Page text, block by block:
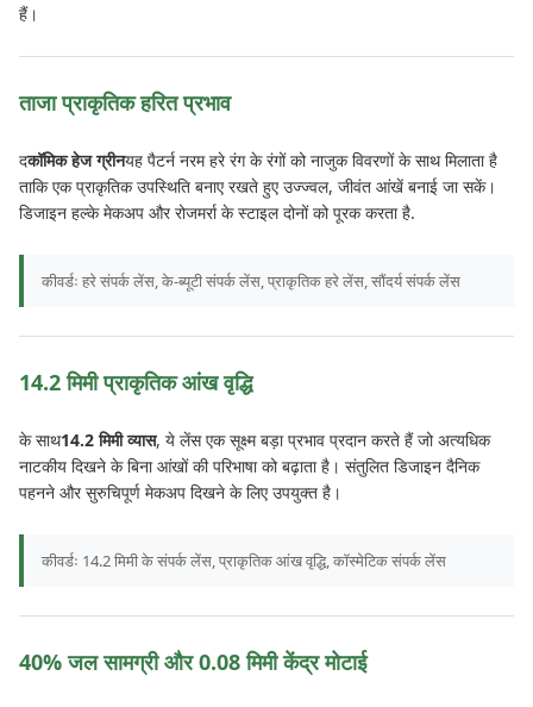
हैं।
ताजा प्राकृतिक हरित प्रभाव
दकॉमिक हेज ग्रीनयह पैटर्न नरम हरे रंग के रंगों को नाजुक विवरणों के साथ मिलाता है
ताकि एक प्राकृतिक उपस्थिति बनाए रखते हुए उज्ज्वल, जीवंत आंखें बनाई जा सकें।
डिजाइन हल्के मेकअप और रोजमर्रा के स्टाइल दोनों को पूरक करता है.
कीवर्डः हरे संपर्क लेंस, के-ब्यूटी संपर्क लेंस, प्राकृतिक हरे लेंस, सौंदर्य संपर्क लेंस
14.2 मिमी प्राकृतिक आंख वृद्धि
के साथ14.2 मिमी व्यास, ये लेंस एक सूक्ष्म बड़ा प्रभाव प्रदान करते हैं जो अत्यधिक
नाटकीय दिखने के बिना आंखों की परिभाषा को बढ़ाता है। संतुलित डिजाइन दैनिक
पहनने और सुरुचिपूर्ण मेकअप दिखने के लिए उपयुक्त है।
कीवर्डः 14.2 मिमी के संपर्क लेंस, प्राकृतिक आंख वृद्धि, कॉस्मेटिक संपर्क लेंस
40% जल सामग्री और 0.08 मिमी केंद्र मोटाई